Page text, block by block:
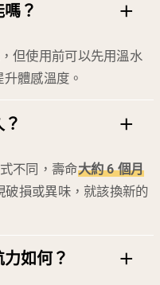
？
但使用前可以先用溫水
體感溫度。
不同，壽命大約 6 個月
破損或異味，就該換新的
如何？